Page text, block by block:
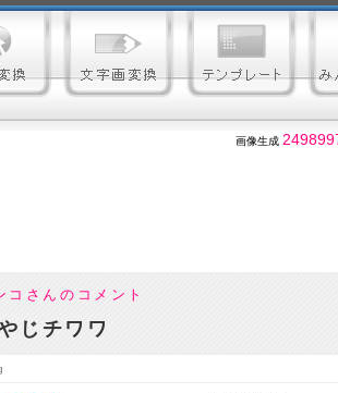
画像生成
コさんのコメント
じチワワ